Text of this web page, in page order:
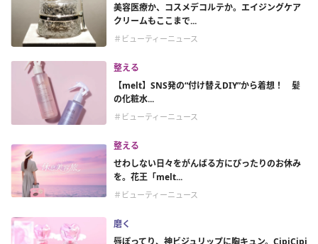
美容医療か、コスメデコルテか。エイジングケア
クリームもここまで...
＃ビューティーニュース
整える
【melt】SNS発の“付け替えDIY”から着想！ 髪
の化粧水...
＃ビューティーニュース
整える
せわしない日々をがんばる方にぴったりのお休み
を。花王「melt...
＃ビューティーニュース
磨く
唇ぽってり、神ビジュリップに胸キュン。CipiCipi